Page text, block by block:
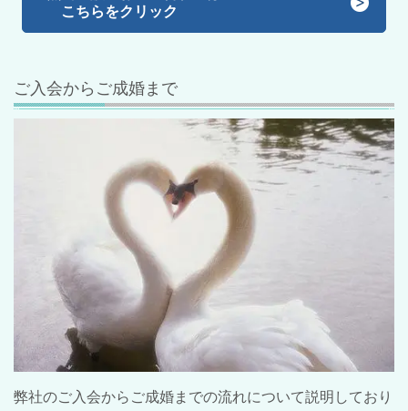
こちらをクリック
ご入会からご成婚まで
弊社のご入会からご成婚までの流れについて説明しており